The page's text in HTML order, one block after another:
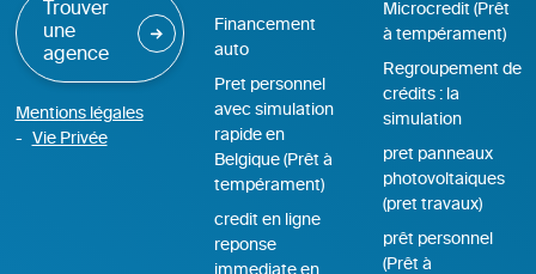
Trouver
une
agence
Mentions légales
Vie Privée
Financement
auto
Pret personnel
avec simulation
rapide en
Belgique (Prêt à
tempérament)
credit en ligne
reponse
Microcredit (Prêt
à tempérament)
Regroupement de
crédits : la
simulation
pret panneaux
photovoltaiques
(pret travaux)
prêt personnel
(Prêt à